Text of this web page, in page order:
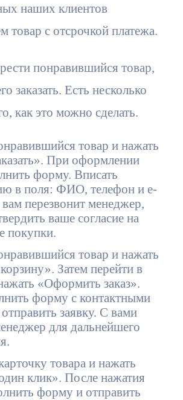
наших клиентов
товар с отсрочкой платежа.
понравившийся товар,
заказать. Есть несколько
как это можно сделать.
товар и нажать
При оформлении
форму. Вписать
в поля: ФИО, телефон и e-
перезвонит менеджер,
ваше согласие на
покупки.
товар и нажать
Затем перейти в
«Оформить заказ».
форму с контактными
заявку. С вами
для дальнейшего
товара и нажать
клик». После нажатия
форму и отправить